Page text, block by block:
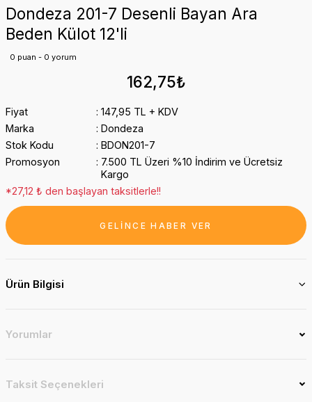
Dondeza 201-7 Desenli Bayan Ara
Beden Külot 12'li
0 puan - 0 yorum
162,75₺
Fiyat
147,95 TL + KDV
Marka
Dondeza
Stok Kodu
BDON201-7
Promosyon
7.500 TL Üzeri %10 İndirim ve Ücretsiz
Kargo
*27,12 ₺ den başlayan taksitlerle!!
GELİNCE HABER VER
Ürün Bilgisi
Yorumlar
Taksit Seçenekleri